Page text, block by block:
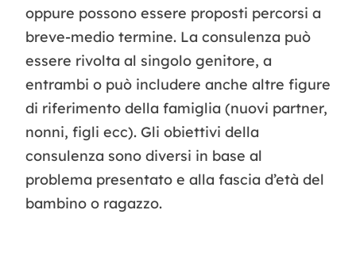
oppure possono essere proposti percorsi a
breve-medio termine. La consulenza può
essere rivolta al singolo genitore, a
entrambi o può includere anche altre figure
di riferimento della famiglia (nuovi partner,
nonni, figli ecc). Gli obiettivi della
consulenza sono diversi in base al
problema presentato e alla fascia d’età del
bambino o ragazzo.